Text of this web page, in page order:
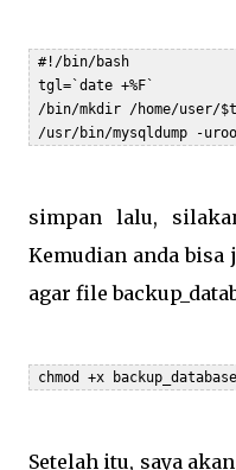
#!/bin/bash
tgl=`date +%F`
/bin/mkdir /home/user/
/usr/bin/mysqldump -
simpan lalu,
Kemudian anda
agar file
chmod +x backup_database
Setelah itu, saya